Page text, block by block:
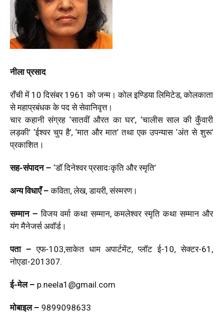
नीला प्रसाद
राँची में 10 दिसंबर 1961 को जन्म। कोल इण्डिया लिमिटेड, कोलकाता
से महाप्रबंधक के पद से सेवानिवृत्त।
चार कहानी संग्रह ‘सातवीं औरत का घर’, ‘चालीस साल की कुँवारी
लड़की’ ‘ईश्वर चुप है’, ‘मात और मात’ तथा एक उपन्यास ‘अंत से शुरू’
प्रकाशित।
सह-संपादन – ‘डॉ दिनेश्वर प्रसादःकृति और स्मृति’
अन्य विधाएँ – कविता, लेख, डायरी, संस्मरण।
सम्मान – विजय वर्मा कथा सम्मान, कमलेश्वर स्मृति कथा सम्मान और
यंग मैनेजर्स अवॉर्ड।
पता – एफ-103,साकेत धाम अपार्टमेंट, प्लॉट ई-10, सेक्टर-61,
नोएडा-201307.
ई-मेल – p.neela1@gmail.com
मोबाइल – 9899098633